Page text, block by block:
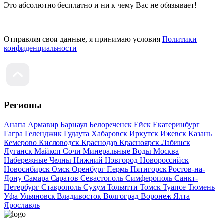
Это абсолютно бесплатно и ни к чему Вас не обязывает!
Отправляя свои данные, я принимаю условия Политики
конфиденциальности
Регионы
Анапа Армавир Барнаул Белореченск Ейск Екатеринбург
Гагра Геленджик Гудаута Хабаровск Иркутск Ижевск Казань
Кемерово Кисловодск Краснодар Красноярск Лабинск
Луганск Майкоп Сочи Минеральные Воды Москва
Набережные Челны Нижний Новгород Новороссийск
Новосибирск Омск Оренбург Пермь Пятигорск Ростов-на-
Дону Самара Саратов Севастополь Симферополь Санкт-
Петербург Ставрополь Сухум Тольятти Томск Туапсе Тюмень
Уфа Ульяновск Владивосток Волгоград Воронеж Ялта
Ярославль